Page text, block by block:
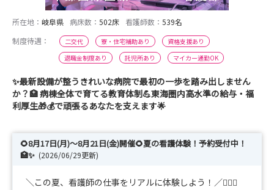
所在地： 岐阜県 病床数： 502床 看護師数： 539名
制度待遇：
二交代 寮・住宅補助あり
資格支援あり
退職金制度あり
託児所あり マイカー通勤OK
✨最新設備が整うきれいな病院で最初の一歩を踏み出しません
か？🏥 病棟全体で育てる教育体制💪東海圏内高水準の給与・福
利厚生🎁💰で頑張るあなたを支えます🌟
🌻8月17日(月)～8月21日(金)開催🌻夏の看護体験！予約受付中！
🏥✨ (2026/06/29更新)
＼この夏、看護師の仕事をリアルに体験しよう！／👩‍⚕️✨